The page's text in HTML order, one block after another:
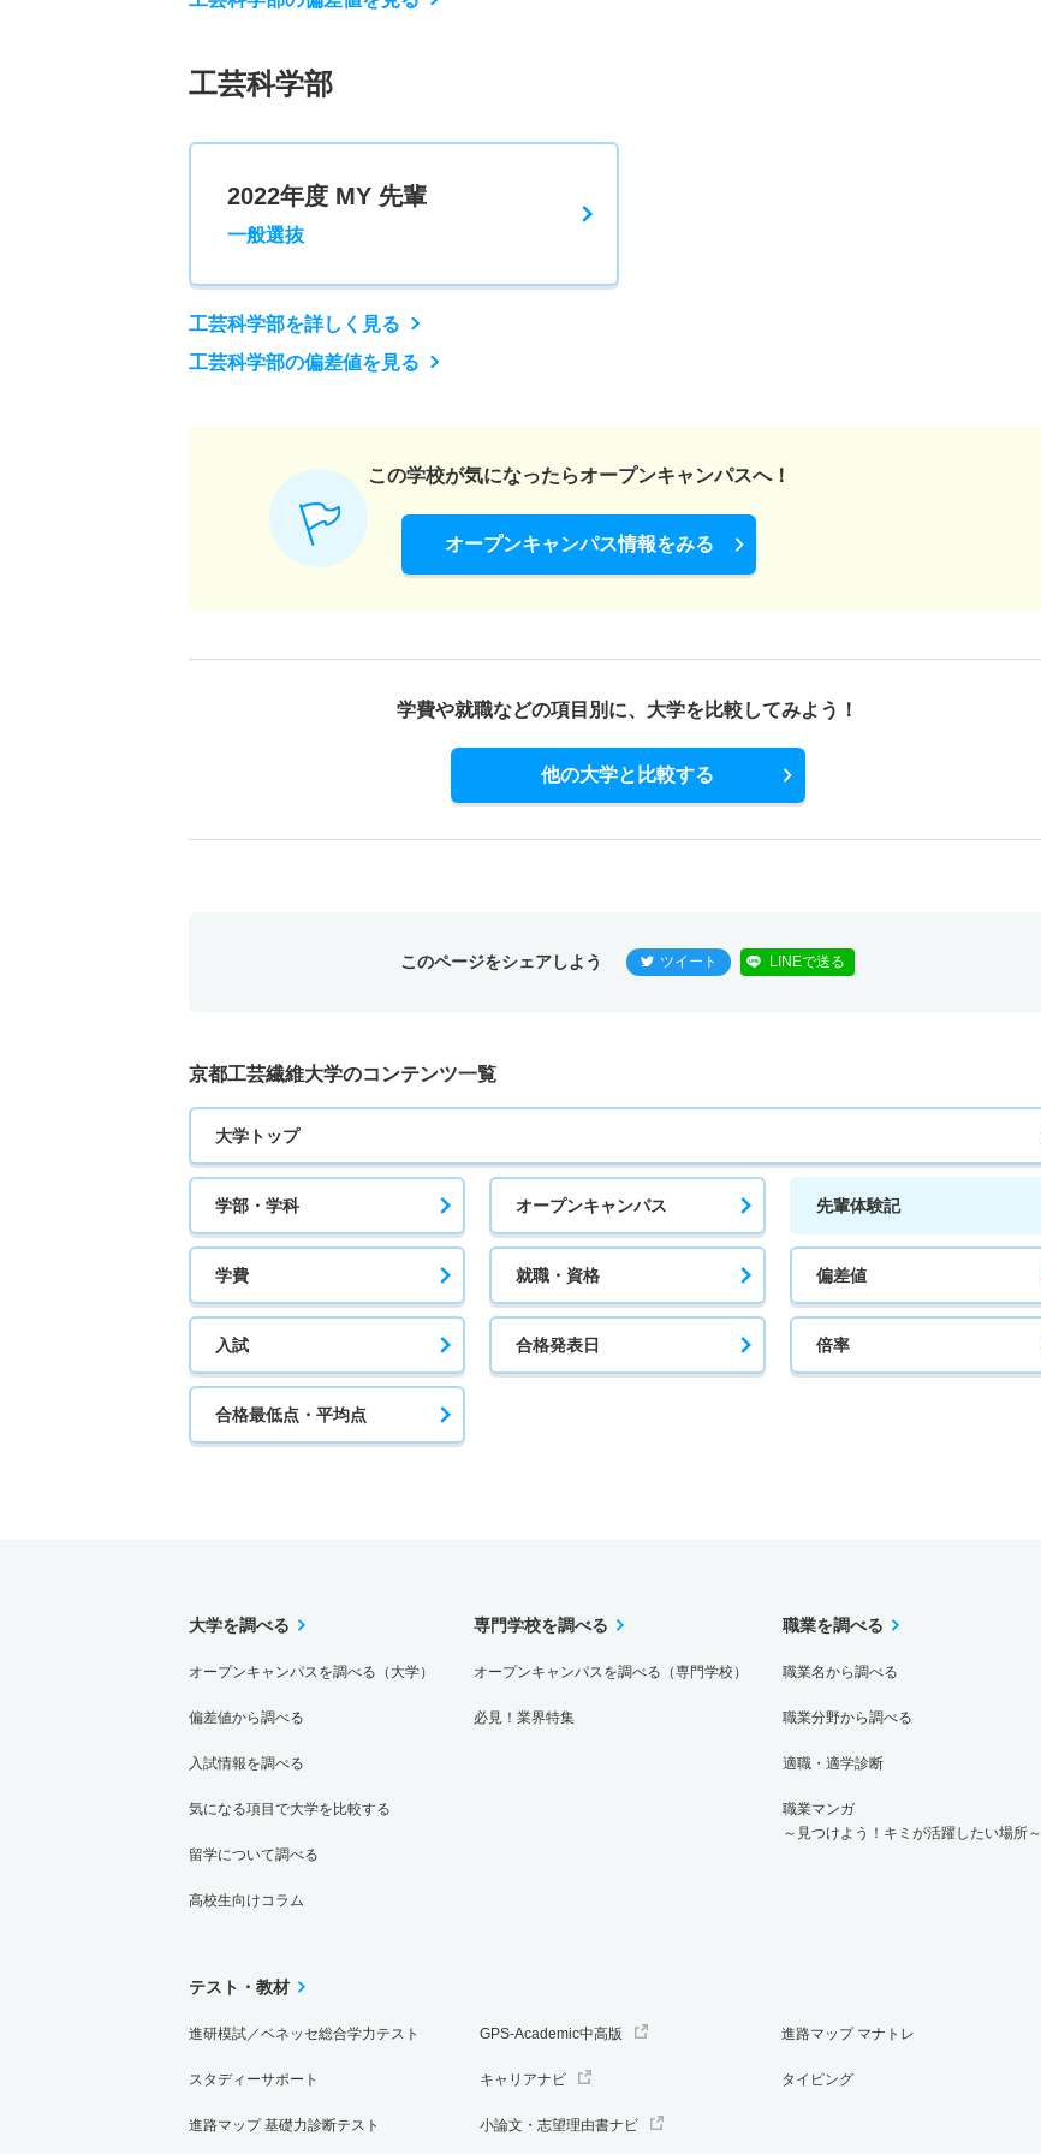
工芸科学部
2022年度 MY 先輩
一般選抜
工芸科学部を詳しく見る
工芸科学部の偏差値を見る
この学校が気になったらオープンキャンパスへ！
オープンキャンパス情報をみる
学費や就職などの項目別に、 大学を比較してみよう！
他の大学と比較する
このページをシェアしよう ツイート LINEで送る
京都工芸繊維大学のコンテンツ一覧
大学トップ
学部・学科 オープンキャンパス 先輩体験記
学費 就職・資格 偏差値
入試 合格発表日 倍率
合格最低点・平均点
大学を調べる
オープンキャンパスを調べる（大学）
偏差値から調べる
入試情報を調べる
気になる項目で大学を比較する
留学について調べる
高校生向けコラム
専門学校を調べる
オープンキャンパスを調べる（専門学校）
必見！業界特集
職業を調べる
職業名から調べる
職業分野から調べる
適職・適学診断
職業マンガ
～見つけよう！キミが活躍したい場所～
テスト・教材
進研模試／ベネッセ総合学力テスト
スタディーサポート
進路マップ 基礎力診断テスト
GPS-Academic中高版
キャリアナビ
小論文・志望理由書ナビ
進路マップ マナトレ
タイピング